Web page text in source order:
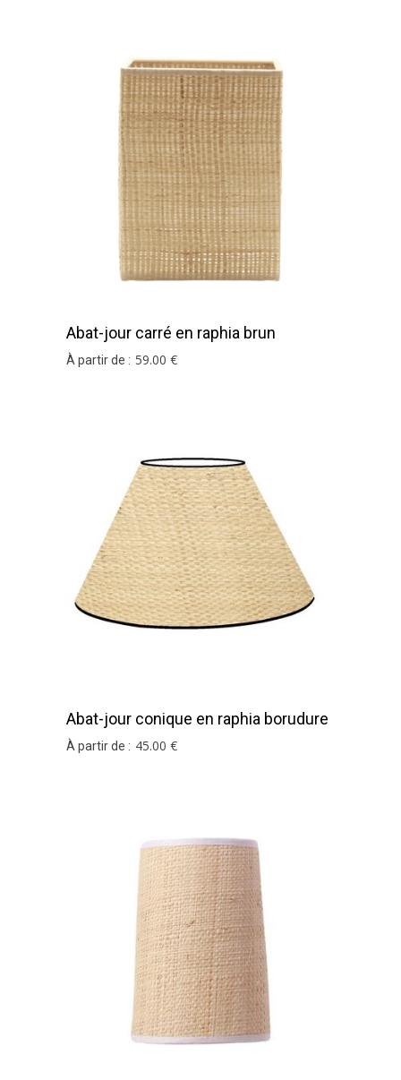
Abat-jour carré en raphia brun
À partir de : 59.00 €
Abat-jour conique en raphia borudure
noire
À partir de : 45.00 €